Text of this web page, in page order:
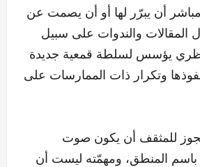
أن يبرّر لها أو أن يصمت عن
المقالات والندوات على سبيل
نظري يؤسس لسلطة قمعية جديدة
وتكرار ذات الممارسات على
للمثقف أن يكون صوت
باسم المنطق، ومهمّته ليست أن